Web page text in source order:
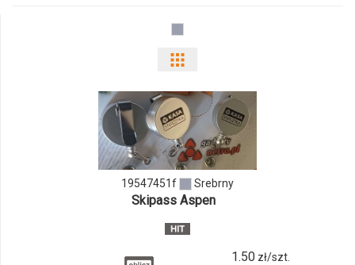
odmiany
i
ilości
produktu
19547451f Srebrny
Skipass Aspen
1.50zł/szt.